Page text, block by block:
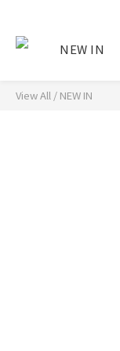
NEW IN
View All / NEW IN